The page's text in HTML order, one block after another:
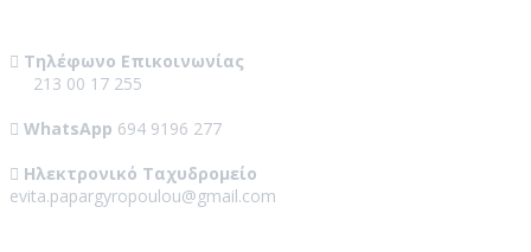
Τηλέφωνο Επικοινωνίας
213 00 17 255
WhatsApp 694 9196 277
Ηλεκτρονικό Ταχυδρομείο
evita.papargyropoulou@gmail.com